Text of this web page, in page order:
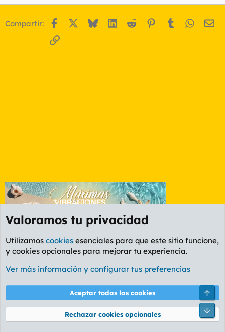
Compartir: Facebook BlueskyLinkedIn
Reddit Pinterest
Tumblr
Enlace
Foro Ocio y Cultura
Cookies
PL OLDSTYLE AMARILLO
Términos y reglas Política de privacidad Ayuda
Community platform by XenForo® © 2010-2026 XenForo Ltd.
Valoramos tu privacidad
Utilizamos cookies esenciales para que este sitio funcione,
y cookies opcionales para mejorar tu experiencia.
Ver más información y configurar tus preferencias
Aceptar todas las cookies
Rechazar cookies opcionales
Pie